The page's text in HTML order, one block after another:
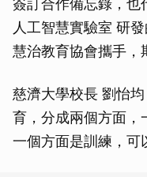
簽訂合作備忘錄，也
人工智慧實驗室 研
慧治教育協會攜手，
慈濟大學校長 劉怡
育，分成兩個方面，
一個方面是訓練，可